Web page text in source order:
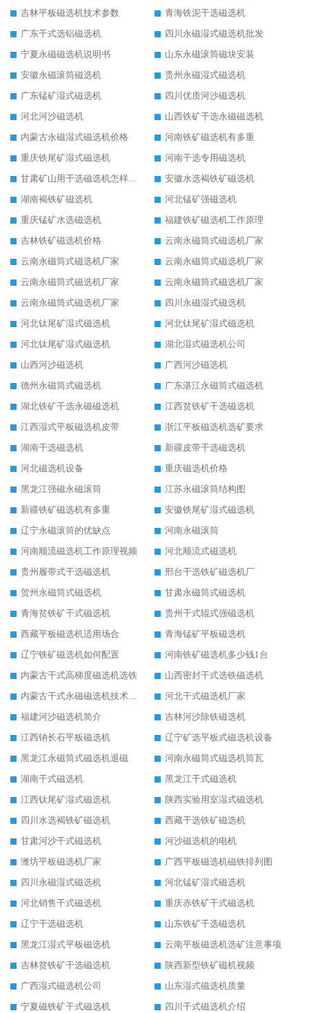
吉林平板磁选机技术参数
青海铁泥干选磁选机
广东干式选铝磁选机
四川永磁湿式磁选机批发
宁夏永磁磁选机说明书
山东永磁滚筒磁块安装
安徽永磁滚筒磁选机
贵州永磁湿式磁选机
广东锰矿湿式磁选机
四川优质河沙磁选机
河北河沙磁选机
山西铁矿干选永磁磁选机
内蒙古永磁湿式磁选机价格
河南铁矿磁选机有多重
重庆铁尾矿湿式磁选机
河南干选专用磁选机
甘肃矿山用干选磁选机怎样调磁
安徽水选褐铁矿磁选机
湖南褐铁矿磁选机
河北锰矿强磁选机
重庆锰矿水选磁选机
福建铁矿磁选机工作原理
吉林铁矿磁选机价格
云南永磁筒式磁选机厂家
云南永磁筒式磁选机厂家
云南永磁筒式磁选机厂家
云南永磁筒式磁选机厂家
云南永磁筒式磁选机厂家
云南永磁筒式磁选机厂家
四川永磁湿式磁选机
河北钛尾矿湿式磁选机
河北钛尾矿湿式磁选机
河北钛尾矿湿式磁选机
湖北湿式磁选机公司
山西河沙磁选机
广西河沙磁选机
德州永磁筒式磁选机
广东湛江永磁筒式磁选机
湖北铁矿干选永磁磁选机
江西贫铁矿干选磁选机
江西湿式平板磁选机皮带
浙江平板磁选机选矿要求
湖南干选磁选机
新疆皮带干选磁选机
河北磁选机设备
重庆磁选机价格
黑龙江强磁永磁滚筒
江苏永磁滚筒结构图
新疆铁矿磁选机有多重
安徽铁尾矿湿式磁选机
辽宁永磁滚筒的优缺点
河南永磁滚筒
河南顺流磁选机工作原理视频
河北顺流式磁选机
贵州履带式干选磁选机
邢台干选铁矿磁选机厂
贺州永磁筒式磁选机
甘肃永磁筒式磁选机
青海贫铁矿干式磁选机
贵州干式辊式强磁选机
西藏平板磁选机适用场合
青海锰矿平板磁选机
辽宁铁矿磁选机如何配置
河南铁矿磁选机多少钱1台
内蒙古干式高梯度磁选机选铁
山西密封干式选铁磁选机
内蒙古干式永磁磁选机技术要求
河北干式磁选机厂家
福建河沙磁选机简介
吉林河沙除铁磁选机
江西钠长石平板磁选机
辽宁矿选平板式磁选机设备
黑龙江永磁筒式磁选机退磁
河南永磁筒式磁选机筒瓦
湖南干式磁选机
黑龙江干式磁选机
江西钛尾矿湿式磁选机
陕西实验用室湿式磁选机
四川水选褐铁矿磁选机
西藏干选铁矿磁选机
甘肃河沙干式磁选机
河沙磁选机的电机
潍坊平板磁选机厂家
广西平板磁选机磁铁排列图
四川永磁湿式磁选机
河北锰矿湿式磁选机
河北销售干式磁选机
重庆赤铁矿干式磁选机
辽宁干选磁选机
山东铁矿干选磁选机
黑龙江湿式平板磁选机
云南平板磁选机选矿注意事项
吉林贫铁矿干选磁选机
陕西新型铁矿磁机视频
广西湿式磁选机公司
山东湿式磁选机质量
宁夏磁铁矿干式磁选机
四川干式磁选机介绍